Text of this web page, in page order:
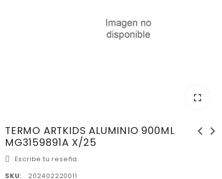
fullscreen
TERMO ARTKIDS ALUMINIO 900ML
MG3159891A X/25
chevron_left chevron_right
Escribe tu reseña
SKU:
202402220011